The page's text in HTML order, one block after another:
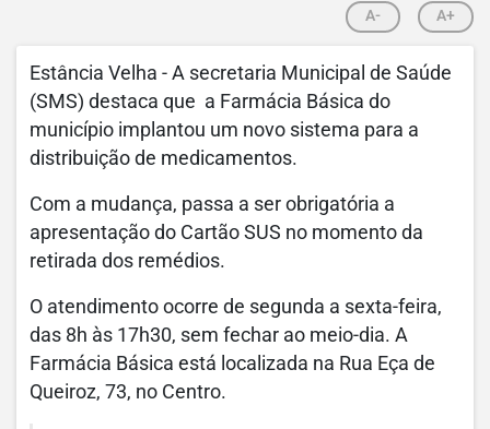
A- A+
Estância Velha - A secretaria Municipal de Saúde
(SMS) destaca que a Farmácia Básica do
município implantou um novo sistema para a
distribuição de medicamentos.
Com a mudança, passa a ser obrigatória a
apresentação do Cartão SUS no momento da
retirada dos remédios.
O atendimento ocorre de segunda a sexta-feira,
das 8h às 17h30, sem fechar ao meio-dia. A
Farmácia Básica está localizada na Rua Eça de
Queiroz, 73, no Centro.